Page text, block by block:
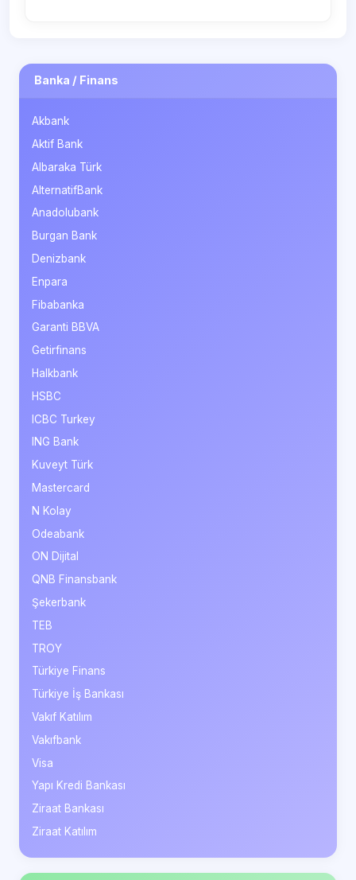
Banka / Finans
Akbank
Aktif Bank
Albaraka Türk
AlternatifBank
Anadolubank
Burgan Bank
Denizbank
Enpara
Fibabanka
Garanti BBVA
Getirfinans
Halkbank
HSBC
ICBC Turkey
ING Bank
Kuveyt Türk
Mastercard
N Kolay
Odeabank
ON Dijital
QNB Finansbank
Şekerbank
TEB
TROY
Türkiye Finans
Türkiye İş Bankası
Vakıf Katılım
Vakıfbank
Visa
Yapı Kredi Bankası
Ziraat Bankası
Ziraat Katılım